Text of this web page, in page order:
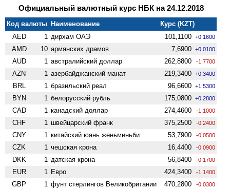
Официальный валютный курс НБК на 24.12.2018
Код валюты Наименование
Курс (KZT)
AED
1 дирхам ОАЭ 101,1100 +0.1600
AMD 10 армянских драмов 7,6900 +0.0100
AUD 1 австралийский доллар 262,8800 -1.7700
AZN 1 азербайджанский манат 219,3400 +0.3400
BRL 1 бразильский реал 96,6600 +1.5300
BYN 1 белорусский рубль 175,0800 +0.2800
CAD 1 канадский доллар 274,4600 -1.1000
CHF 1 швейцарский франк 375,2500 -0.2400
CNY 1 китайский юань женьминьби 53,7900 -0.0500
CZK 1 чешская крона 16,4400 -0.0900
DKK 1 датская крона 56,8400 -0.1700
EUR 1 Евро 424,3400 -1.1400
GBP 1 фунт стерлингов Велико­британии 470,2800 -0.0300